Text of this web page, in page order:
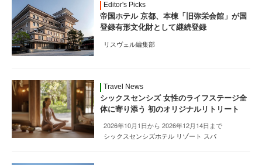
Editor's Picks
帝国ホテル 京都、本棟「旧弥栄会館」が国
登録有形文化財として継続登録
リスヴェル編集部
Travel News
シックスセンシズ 女性のライフステージ全
体に寄り添う 初のオリジナルリトリート
2026年10月1日から 2026年12月14日まで
シックスセンシズホテル リゾート スパ